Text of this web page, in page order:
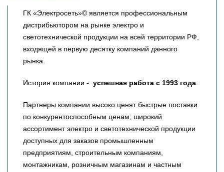
ГК «Электросеть»© является профессиональным
дистрибьютором на рынке электро и
светотехнической продукции на всей территории РФ,
входящей в первую десятку компаний данного
рынка.
История компании - успешная работа с 1993 года.
Партнеры компании высоко ценят быстрые поставки
по конкурентоспособным ценам, широкий
ассортимент электро и светотехнической продукции
доступных для заказов промышленным
предприятиям, строительным компаниям,
монтажникам, розничным магазинам и частным